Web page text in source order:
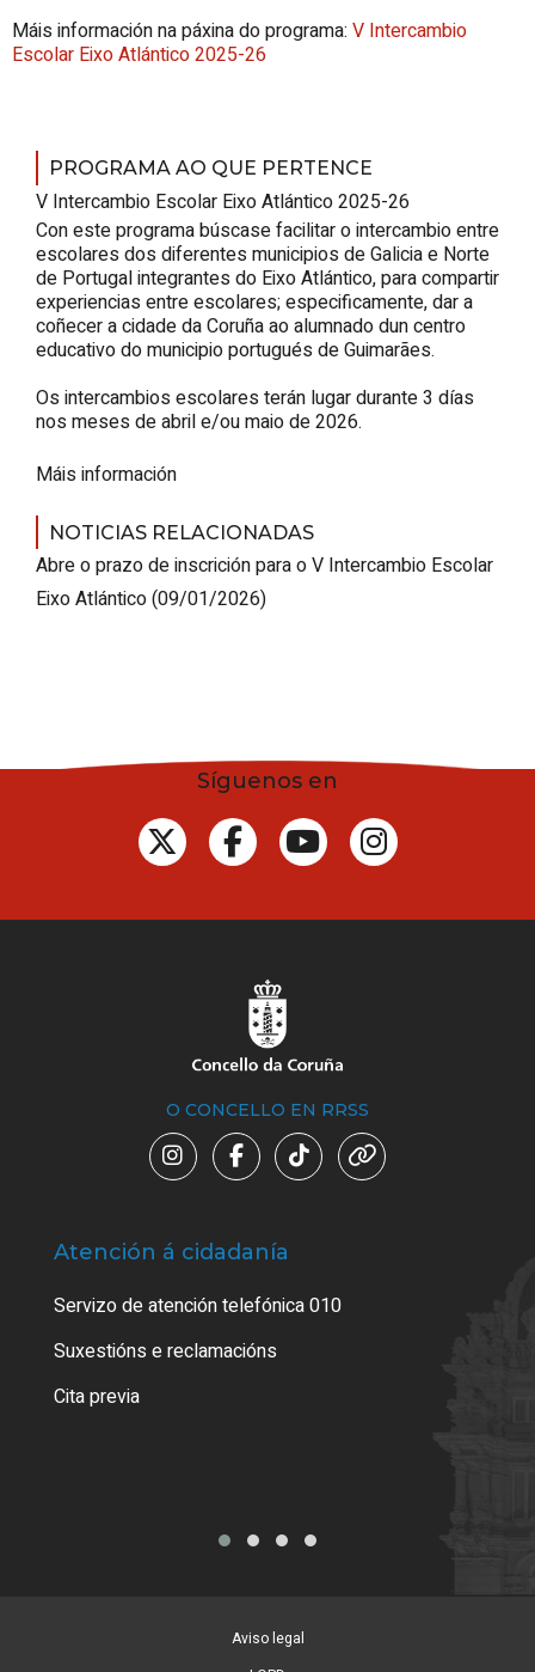
Máis información na páxina do programa: V Intercambio
Escolar Eixo Atlántico2025-26
PROGRAMA AO QUE PERTENCE
V Intercambio Escolar Eixo Atlántico2025-26
Con este programa búscase facilitar o intercambio entre
escolares dos diferentes municipios de Galicia e Norte
de Portugal integrantes do Eixo Atlántico, para compartir
experiencias entre escolares; especificamente, dar a
coñecer a cidade da Coruña ao alumnado dun centro
educativo do municipio portugués de Guimarães.
Os intercambios escolares terán lugar durante 3 días
nos meses de abril e/ou maio de 2026.
Máis información
NOTICIAS RELACIONADAS
Abre o prazo de inscrición para o V Intercambio Escolar
Eixo Atlántico(09/01/2026)
Síguenos en
O CONCELLO EN RRSS
Atención á cidadanía
Servizo de atención telefónica 010
Suxestións e reclamacións
Cita previa
Aviso legal